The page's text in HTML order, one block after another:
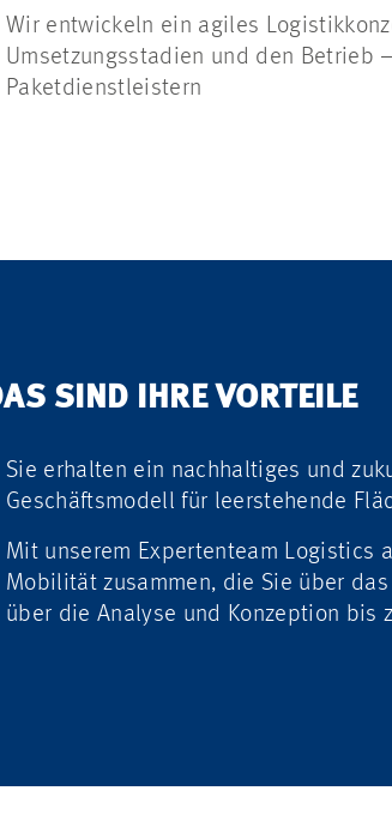
Wir entwickeln ein agiles
Umsetzungsstadien und den Betrieb
Paketdienstleistern
SIND IHRE VORTEILE
Sie erhalten ein nachhaltiges und
Geschäftsmodell für leerstehende
Mit unserem Expertenteam Logistics
Mobilität zusammen, die Sie über
über die Analyse und Konzeption bis